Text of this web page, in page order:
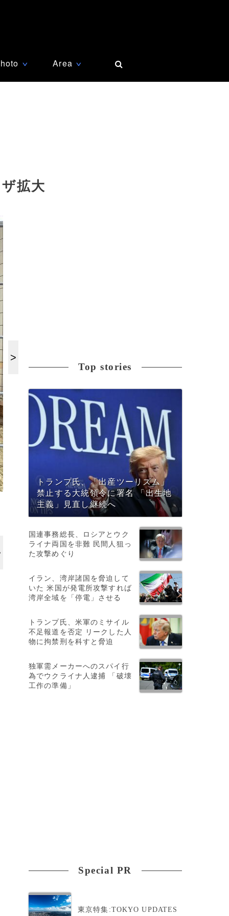
∨ Area ∨
拡大
Top stories
トランプ氏、「出産ツーリズム」
禁止する大統領令に署名 「出生地
主義」見直し継続へ
国連事務総長、ロシアとウク
ライナ両国を非難 民間人狙っ
た攻撃めぐり
イラン、湾岸諸国を脅迫して
いた 米国が発電所攻撃すれば
湾岸全域を「停電」させる
トランプ氏、米軍のミサイル
不足報道を否定 リークした人
物に拘禁刑を科すと脅迫
独軍需メーカーへのスパイ行
為でウクライナ人逮捕 「破壊
工作の準備」
Special PR
東京特集:TOKYO UPDATES